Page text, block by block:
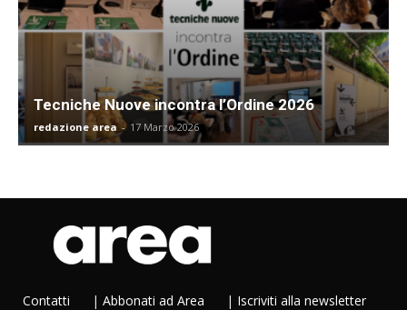
Tecniche Nuove incontra l’Ordine 2026
redazione area - 17 Marzo 2026
Contatti | Abbonati ad Area | Iscriviti alla newsletter